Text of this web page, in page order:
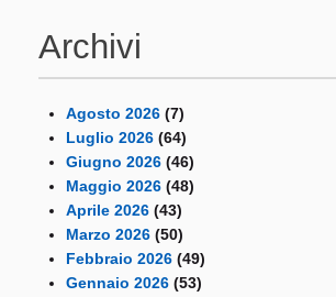
Archivi
Agosto 2026 (7)
Luglio 2026 (64)
Giugno 2026 (46)
Maggio 2026 (48)
Aprile 2026 (43)
Marzo 2026 (50)
Febbraio 2026 (49)
Gennaio 2026 (53)